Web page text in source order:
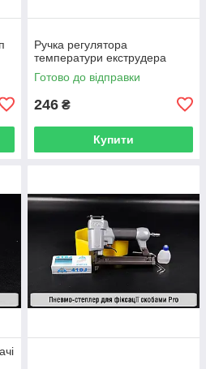
Ручка регулятора
температури екструдера
Готово до відправки
246 ₴
Купити